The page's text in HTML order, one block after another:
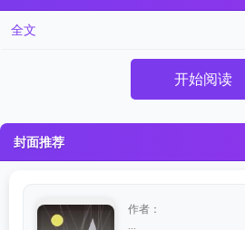
全文
开始阅读
封面推荐
作者：